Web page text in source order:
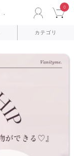
0
カテゴリ